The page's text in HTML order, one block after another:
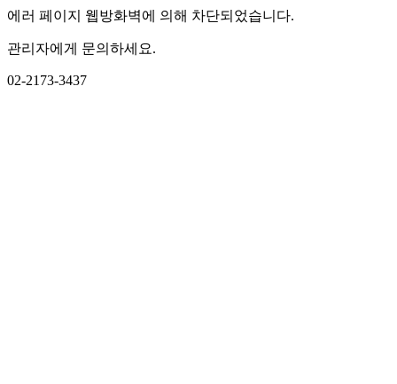
에러 페이지 웹방화벽에 의해 차단되었습니다.
관리자에게 문의하세요.
02-2173-3437